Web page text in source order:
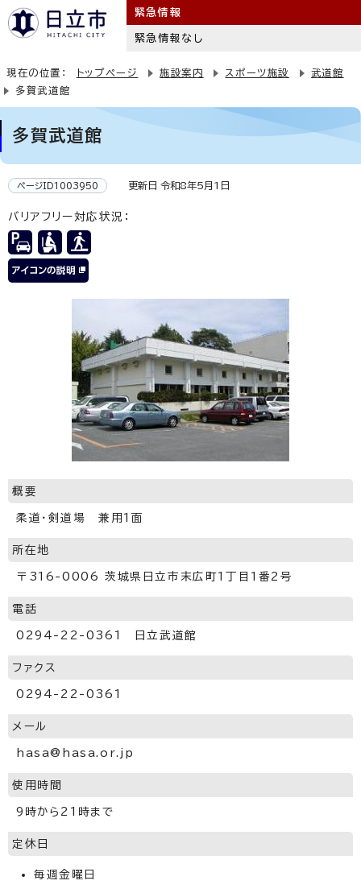
緊急情報
緊急情報なし
現在の位置： トップページ 施設案内 スポーツ施設
武道館
多賀武道館
多賀武道館
ページID1003950 更新日 令和8年5月1日
バリアフリー対応状況：
概要
柔道・剣道場 兼用1面
所在地
〒316-0006 茨城県日立市末広町1丁目1番2号
電話
0294-22-0361 日立武道館
ファクス
0294-22-0361
メール
hasa@hasa.or.jp
使用時間
9時から21時まで
定休日
毎週金曜日